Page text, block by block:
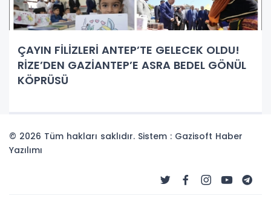
ÇAYIN FİLİZLERİ ANTEP’TE GELECEK OLDU!
RİZE’DEN GAZİANTEP’E ASRA BEDEL GÖNÜL
KÖPRÜSÜ
© 2026 Tüm hakları saklıdır. Sistem : Gazisoft Haber
Yazılımı